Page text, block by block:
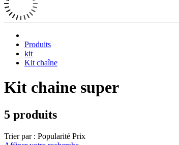
Produits
kit
Kit chaîne
Kit chaine super
5 produits
Trier par : Popularité Prix